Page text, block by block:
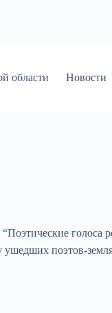
области Новости
голоса
поэтов-